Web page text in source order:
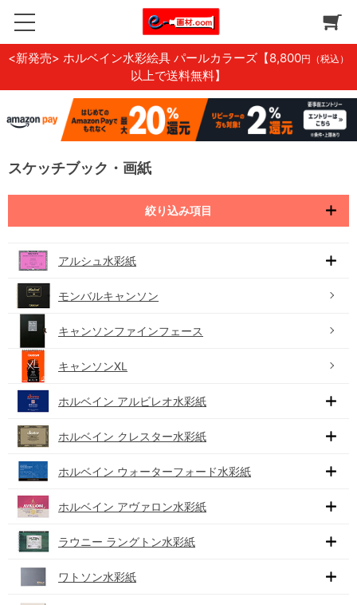
<新発売> ホルベイン水彩絵具 パールカラーズ 【8,800円（税込）
以上で送料無料】
スケッチブック・画紙
絞り込み項目
アルシュ水彩紙
モンバルキャンソン
キャンソンファインフェース
キャンソンXL
ホルベイン アルビレオ水彩紙
ホルベイン クレスター水彩紙
ホルベイン ウォーターフォード水彩紙
ホルベイン アヴァロン水彩紙
ラウニー ラングトン水彩紙
ワトソン水彩紙